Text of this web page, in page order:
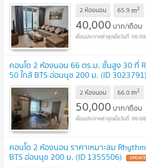
2 ห้องนอน 65.9 m2
40,000 บาท/เดือน
06/
คอนโด 2 ห้องนอน 66 ตร.ม. ชั้นสูง 30 ที่
50 ใกล้ BTS อ่อนนุช 200 ม. (ID 3023791)
2 ห้องนอน 66.0 m2
50,000 บาท/เดือน
06/
คอนโด 2 ห้องนอน ราคาเหมาะสม
BTS อ่อนนุช 200 ม. (ID 1355506)